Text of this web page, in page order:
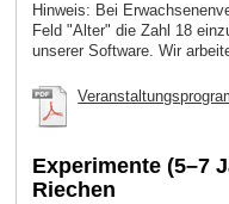
Hinweis: Bei
Feld "Alter" die Zahl 18
unserer Software. Wir
Experimente (5–7
Riechen